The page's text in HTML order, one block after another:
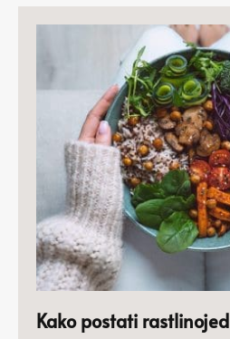
Kako postati rastlinojed